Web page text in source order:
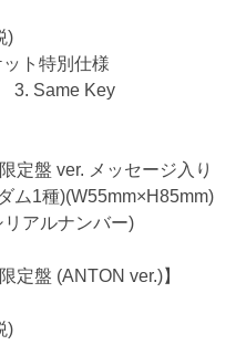
)
ト特別仕様
Same Key
定盤 ver. メッセージ入り
ム1種)(W55mm×H85mm)
リアルナンバー)
定盤 (ANTON ver.)】
)